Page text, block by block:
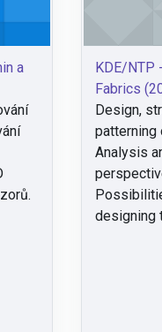
a
KDE/NTP
Fabrics
Design,
patterning
Analysis
designing